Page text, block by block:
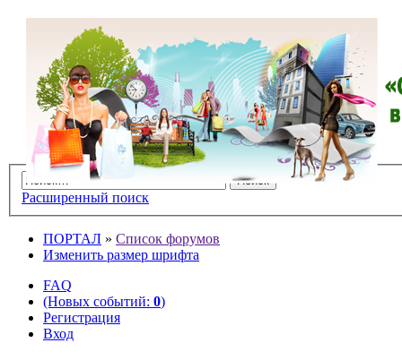
Расширенный поиск
ПОРТАЛ » Список форумов
Изменить размер шрифта
FAQ
(Новых событий: 0)
Регистрация
Вход